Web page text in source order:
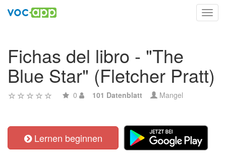
Fichas del libro - "The
Blue Star" (Fletcher Pratt)
0 101 Datenblatt Mangel
Lernen beginnen